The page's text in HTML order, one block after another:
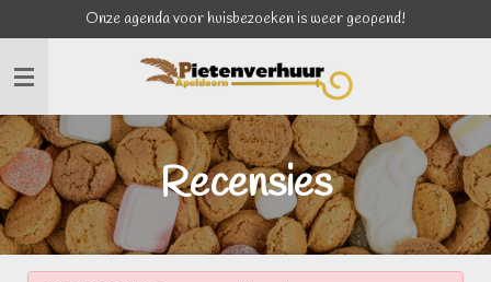
direct
naar
de
hoofdinhoud
Onze agenda voor huisbezoeken is weer geopend!
Recensies